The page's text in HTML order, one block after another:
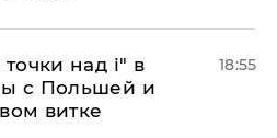
над і" в
с Польшей и
витке
18:55